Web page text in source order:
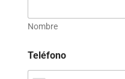
Nombre
Teléfono